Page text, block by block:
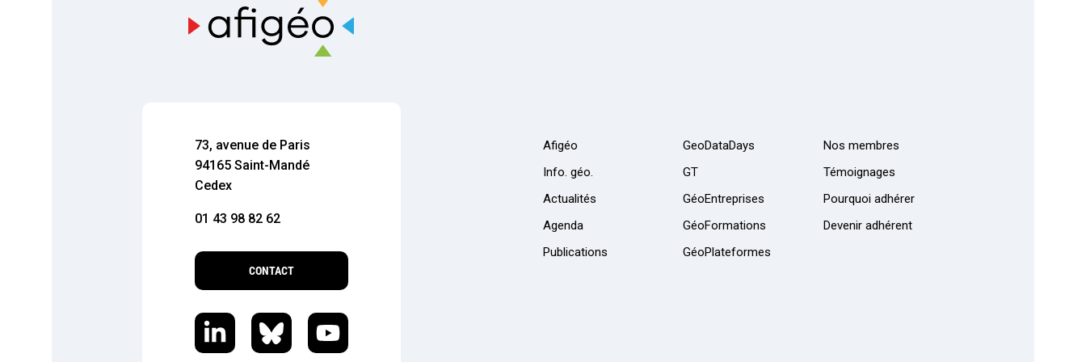
73, avenue de Paris
94165 Saint-Mandé
Cedex
01 43 98 82 62
CONTACT
Afigéo
Info. géo.
Actualités
Agenda
Publications
GeoDataDays
GT
GéoEntreprises
GéoFormations
GéoPlateformes
Nos membres
Témoignages
Pourquoi adhérer
Devenir adhérent